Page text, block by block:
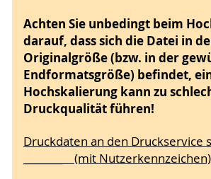
Achten Sie unbedingt beim
darauf, dass sich die Datei in
Originalgröße (bzw. in der
Endformatsgröße) befindet,
Hochskalierung kann zu
Druckqualität führen!
Druckdaten an den
_______ (mit Nutzerkennzeichen)